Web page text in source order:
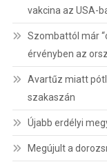
vakcina az USA-
Szombattól már
érvényben az
Avartűz miatt
szakaszán
Újabb erdélyi
Megújult a